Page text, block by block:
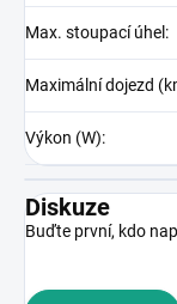
Max. stoupací úhel :
Maximální dojezd
Výkon (W):
Diskuze
Buďte první, kdo